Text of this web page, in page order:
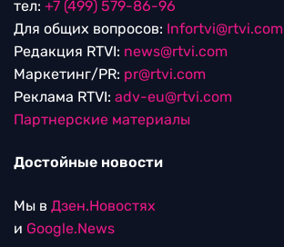
тел: +7 (499) 579-86-96
Для общих вопросов: Infortvi@rtvi.com
Редакция RTVI: news@rtvi.com
Маркетинг/PR: pr@rtvi.com
Реклама RTVI: adv-eu@rtvi.com
Партнерские материалы
Достойные новости
Мы в Дзен.Новостях
и Google.News